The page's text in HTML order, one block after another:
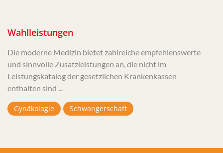
Wahlleistungen
Die moderne Medizin bietet zahlreiche empfehlenswerte
und sinnvolle Zusatzleistungen an, die nicht im
Leistungskatalog der gesetzlichen Krankenkassen
enthalten sind ...
Gynäkologie Schwangerschaft